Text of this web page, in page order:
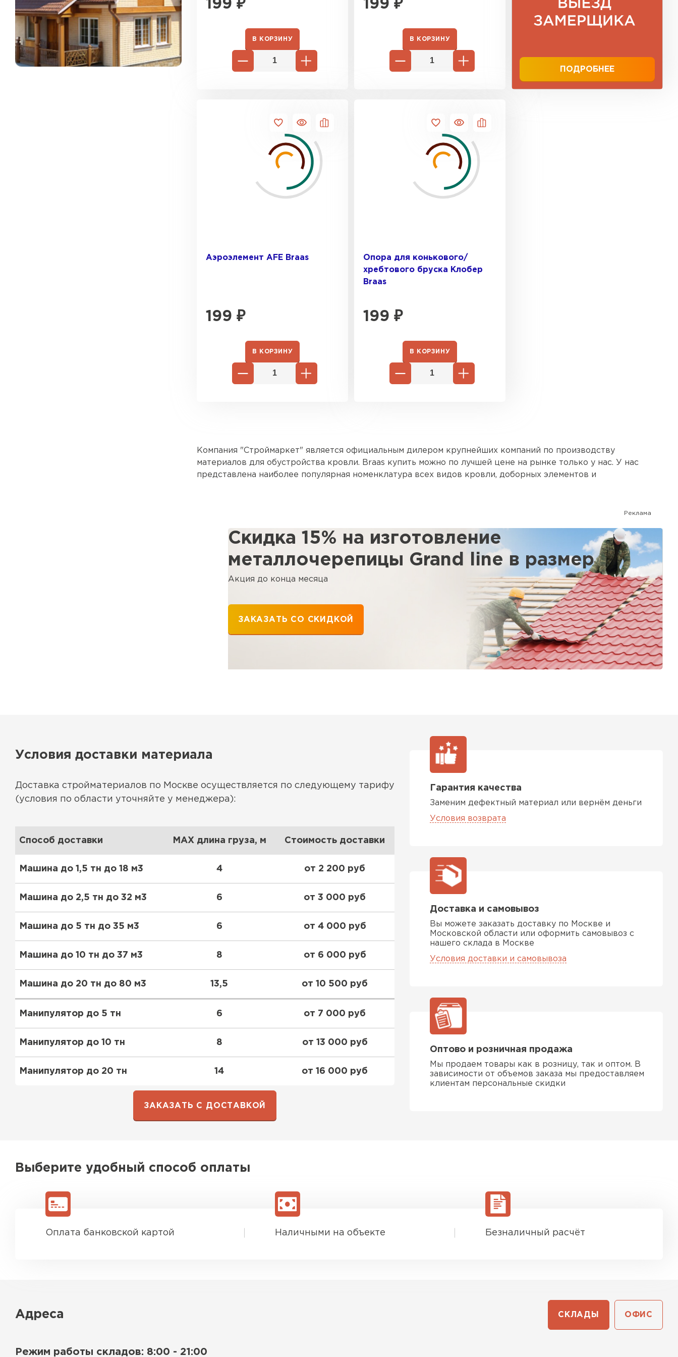
199 ₽
В КОРЗИНУ
199 ₽
В КОРЗИНУ
ПОДРОБНЕЕ
Аэроэлемент AFE Braas
199 ₽
В КОРЗИНУ
Опора для конькового/
хребтового бруска Клобер
Braas
199 ₽
В КОРЗИНУ
Компания "Строймаркет" является официальным дилером крупнейших компаний по производству
материалов для обустройства кровли. Braas купить можно по лучшей цене на рынке только у нас. У нас
представлена наиболее популярная номенклатура всех видов кровли, доборных элементов и
Реклама
Скидка 15% на изготовление
металлочерепицы Grand line в размер
Акция до конца месяца
ЗАКАЗАТЬ СО СКИДКОЙ
Условия доставки материала
Доставка стройматериалов по Москве осуществляется по следующему тарифу
(условия по области уточняйте у менеджера):
Способ доставки MAX длина груза, м Стоимость доставки
Машина до 1,5 тн до 18 м3 4 от 2 200 руб
Машина до 2,5 тн до 32 м3 6 от 3 000 руб
Машина до 5 тн до 35 м3 6 от 4 000 руб
Машина до 10 тн до 37 м3 8 от 6 000 руб
Машина до 20 тн до 80 м3 13,5 от 10 500 руб
Манипулятор до 5 тн 6 от 7 000 руб
Манипулятор до 10 тн 8 от 13 000 руб
Манипулятор до 20 тн 14 от 16 000 руб
ЗАКАЗАТЬ С ДОСТАВКОЙ
Гарантия качества
Заменим дефектный материал или вернём деньги
Условия возврата
Доставка и самовывоз
Вы можете заказать доставку по Москве и
Московской области или оформить самовывоз с
нашего склада в Москве
Условия доставки и самовывоза
Оптово и розничная продажа
Мы продаем товары как в розницу, так и оптом. В
зависимости от объемов заказа мы предоставляем
клиентам персональные скидки
Выберите удобный способ оплаты
Оплата банковской картой Наличными на объекте Безналичный расчёт
Адреса СКЛАДЫ ОФИС
Режим работы складов: 8:00 - 21:00
ПЕРЕЙТИ
ПЕРЕЙТИ
Фальцевая кровля
Ондулин